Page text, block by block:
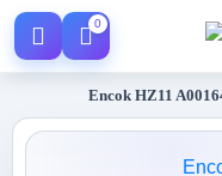
0